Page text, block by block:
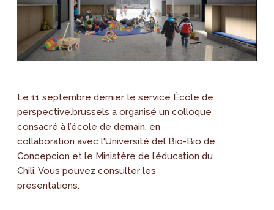
Le 11 septembre dernier, le service École de
perspective.brussels a organisé un colloque
consacré à l’école de demain, en
collaboration avec l'Université del Bio-Bio de
Concepcion et le Ministère de l’éducation du
Chili. Vous pouvez consulter les
présentations.